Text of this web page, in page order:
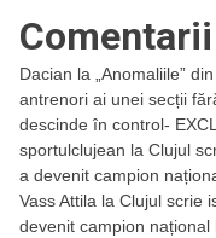
Dacian la
„Anomaliile”
antrenori ai unei secții
descinde în control-
sportulclujean la Clujul
a devenit campion
Vass Attila la Clujul scrie
devenit campion național